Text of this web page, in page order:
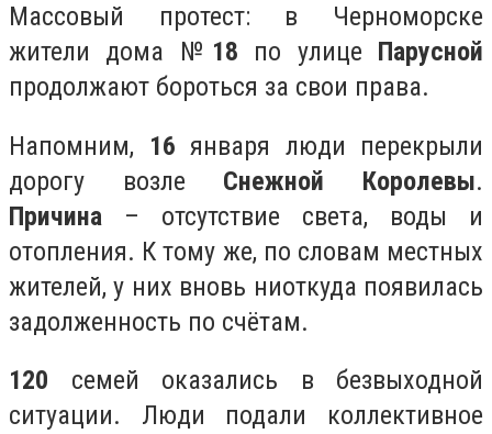
Массовый протест: в Черноморске
жители дома № 18 по улице Парусной
продолжают бороться за свои права.
Напомним, 16 января люди перекрыли
дорогу возле Снежной Королевы.
Причина – отсутствие света, воды и
отопления. К тому же, по словам местных
жителей, у них вновь ниоткуда появилась
задолженность по счётам.
120 семей оказались в безвыходной
ситуации. Люди подали коллективное